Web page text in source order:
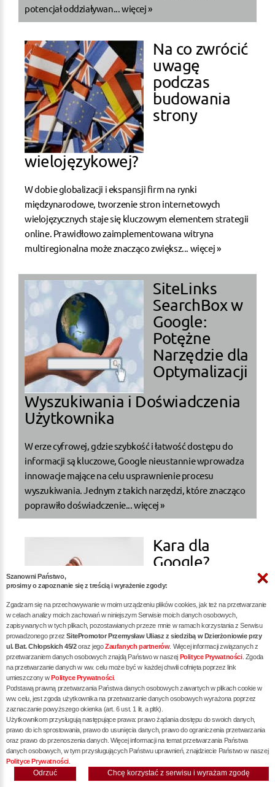
potencjał oddziaływan... więcej »
Na co zwrócić
uwagę
podczas
budowania
strony
wielojęzykowej?
W dobie globalizacji i ekspansji firm na rynki
międzynarodowe, tworzenie stron internetowych
wielojęzycznych staje się kluczowym elementem strategii
online. Prawidłowo zaimplementowana witryna
multiregionalna może znacząco zwiększ... więcej »
SiteLinks
SearchBox w
Google:
Potężne
Narzędzie dla
Optymalizacji
Wyszukiwania i Doświadczenia
Użytkownika
W erze cyfrowej, gdzie szybkość i łatwość dostępu do
informacji są kluczowe, Google nieustannie wprowadza
innowacje mające na celu usprawnienie procesu
wyszukiwania. Jednym z takich narzędzi, które znacząco
poprawiło doświadczenie...więcej »
Kara dla
Google?
więcej »
Audyt SEO -
Klucz do
Sukcesu w
Szanowni Państwo,
prosimy o zapoznanie się z treścią i wyrażenie zgody:
Zgadzam się na przechowywanie w moim urządzeniu plików cookies, jak też na przetwarzanie
w celach analizy moich zachowań w niniejszym Serwisie moich danych osobowych,
zapisywanych w tych plikach, pozostawianych przeze mnie w ramach korzystania z Serwisu
prowadzonego przezSitePromotor Przemysław Uliasz z siedzibą w Dzierżoniowie przy
ul. Bat. Chłopskich 45/2oraz jegoZaufanych partnerów. Więcej informacji związanych z
przetwarzaniem danych osobowych znajdą Państwo w naszej Polityce Prywatności. Zgoda
na przetwarzanie danych w ww. celu może być w każdej chwili cofnięta poprzez link
umieszczony wPolityce Prywatności.
Podstawą prawną przetwarzania Państwa danych osobowych zawartych w plikach cookie w
ww. celu, jest zgoda użytkownika na przetwarzanie danych osobowych wyrażona poprzez
zaznaczanie powyższego okienka (art. 6 ust. 1 lit. a pltk).
Użytkownikom przysługują następujące prawa: prawo żądania dostępu do swoich danych,
prawo do ich sprostowania, prawo do usunięcia danych, prawo do ograniczenia przetwarzania
oraz prawo do przenoszenia danych. Więcej informacji na temat przetwarzania Państwa
danych osobowych, w tym przysługujących Państwu uprawnień, znajdziecie Państwo w naszej
Polityce Prywatności
Chcę korzystać z serwisu i wyrażam zgodę
Odrzuć